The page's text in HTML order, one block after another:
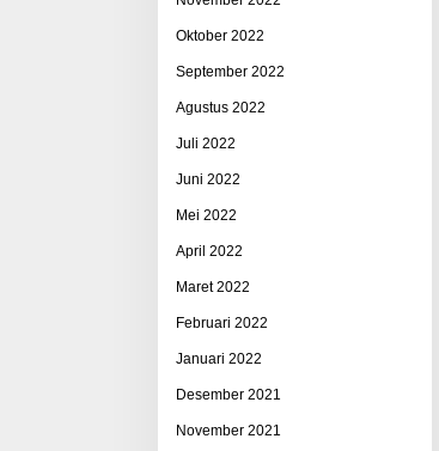
Oktober 2022
September 2022
Agustus 2022
Juli 2022
Juni 2022
Mei 2022
April 2022
Maret 2022
Februari 2022
Januari 2022
Desember 2021
November 2021